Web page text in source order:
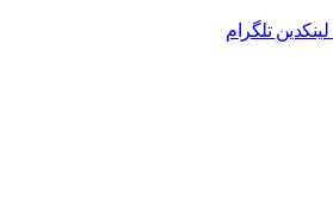
لینکدین تلگرام